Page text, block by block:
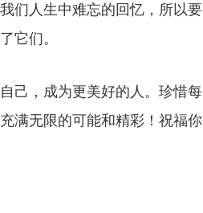
们人生中难忘的回忆，所以要
它们。
己，成为更美好的人。珍惜每
满无限的可能和精彩！祝福你